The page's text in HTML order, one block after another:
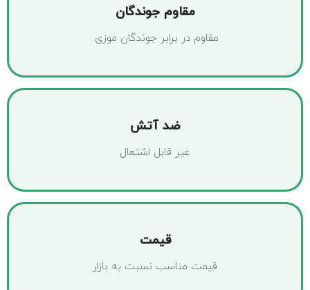
مقاوم جوندگان
مقاوم در برابر جوندگان موزی.
ضد آتش
غیر قابل اشتعال
قیمت
قیمت مناسب نسبت به بازار